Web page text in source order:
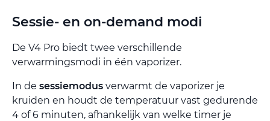
Sessie- en on-demand modi
De V4 Pro biedt twee verschillende
verwarmingsmodi in één vaporizer.
In de sessiemodus verwarmt de vaporizer je
kruiden en houdt de temperatuur vast gedurende
4 of 6 minuten, afhankelijk van welke timer je